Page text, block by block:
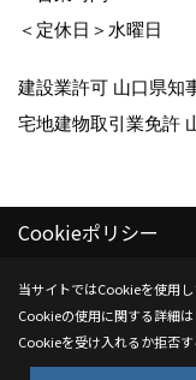
＜定休日＞水曜日
建設業許可 山口県知
宅地建物取引業免許
Copyright (c) Kenwa
Produced byゴデスクリ
Cookieポリシー
当サイトではCookieを使用し
Cookieの使用に関する詳細は
Cookieを受け入れるか拒否す